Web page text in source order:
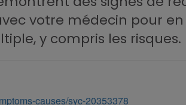
votre médecin pour
y compris les risques.
causes/syc-20353378